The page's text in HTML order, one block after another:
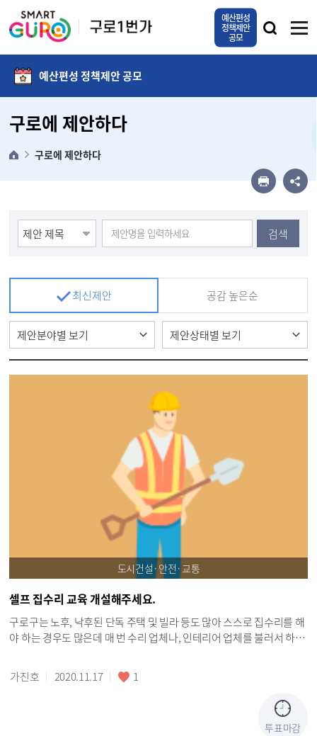
예산편성
정책제안
공모
예산편성 정책제안 공모
구로에 제안하다
구로에 제안하다
검색
최신제안 공감 높은순
도시건설·안전·교통
셀프 집수리 교육 개설해주세요.
구로구는 노후, 낙후된 단독 주택 및 빌라 등도 많아 스스로 집수리를 해
야 하는 경우도 많은데 매 번 수리 업체나, 인테리어 업체를 불러서 하기
수리가 아니더라도 간단하게 곰팡이 핀 도배를 교체하거나 깨진 타일
교체 등 기초적인 수리 교육이 정기적으로 있었으면 좋겠습니다. 또한
보통 개설되는 요일을 보면 평일 오전~오후가 많은데 현실적으로 집수
리를 할 때 집에 집안의 가장이나 남자가 하는 경우가 많을 것이고 평일
가진호 2020.11.17 1
투표마감